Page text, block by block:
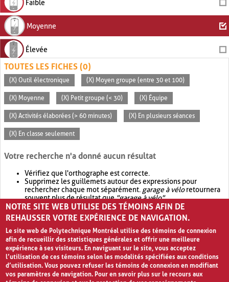
Faible
Moyenne
Élevée
TOUTES LES FICHES (0)
(X) Outil électronique (X) Moyen groupe (entre 30 et 100)
(X) Moyenne (X) Petit groupe (< 30) (X) Équipe
(X) Activités élaborées (> 60 minutes) (X) En plusieurs séances
(X) En classe seulement
Votre recherche n'a donné aucun résultat
Vérifiez que l'orthographe est correcte.
Supprimez les guillemets autour des expressions pour
rechercher chaque mot séparément. garage à véloretournera
souvent plus de résultat que"garage à vélo".
Envisagez d'élargir votre recherche avec OR.garage OR vélo
retournera souvent plus de résultat quegarage à vélo
NOTRE SITE WEB UTILISE DES TÉMOINS AFIN DE
REHAUSSER VOTRE EXPÉRIENCE DE NAVIGATION.
Le site web de Polytechnique Montréal utilise des témoins de connexion
afin de recueillir des statistiques générales et offrir une meilleure
expérience à ses visiteurs. En naviguant sur le site, vous acceptez
l’utilisation de ces témoins selon les modalités spécifiées aux conditions
d’utilisation. Vous pouvez refuser les témoins de connexion en modifiant
vos paramètres de navigation. Pour en savoir plus sur le recours aux